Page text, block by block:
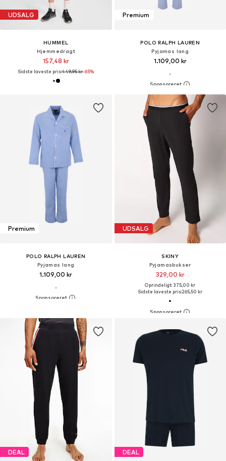
UDSALG
HUMMEL
Hjemmedragt
157,48 kr
Sidste laveste pris:449,95 kr-65%
Premium
POLO RALPH LAUREN
Pyjamas lang
1.109,00 kr
Premium
POLO RALPH LAUREN
Pyjamas lang
1.109,00 kr
UDSALG
SKINY
Pyjamasbukser
329,00 kr
Oprindeligt: 375,00 kr
Sidste laveste pris:265,50 kr
DEAL DEAL